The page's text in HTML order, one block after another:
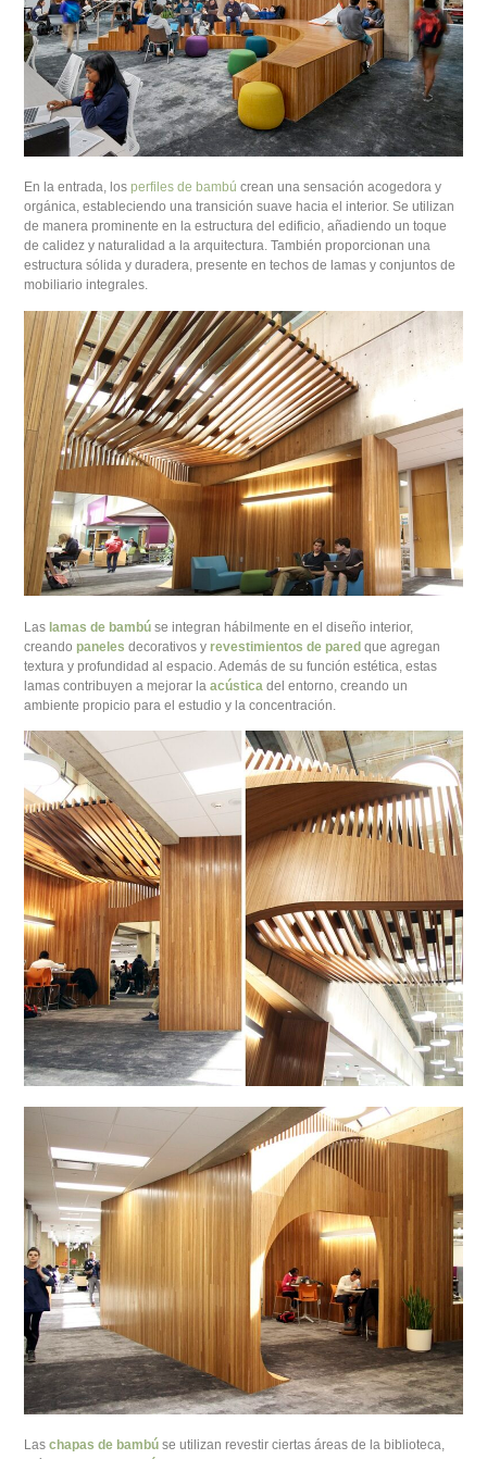
En la entrada, losperfiles de bambú crean una sensación acogedora y
orgánica, estableciendo una transición suave hacia el interior. Se utilizan
de manera prominente en la estructura del edificio, añadiendo un toque
de calidez y naturalidad a la arquitectura. También proporcionan una
estructura sólida y duradera, presente en techos de lamas y conjuntos de
mobiliario integrales.
Las lamas de bambú se integran hábilmente en el diseño interior,
creando paneles decorativos y revestimientos de pared que agregan
textura y profundidad al espacio. Además de su función estética, estas
lamas contribuyen a mejorar laacústica del entorno, creando un
ambiente propicio para el estudio y la concentración.
Laschapas de bambú se utilizan revestir ciertas áreas de la biblioteca,